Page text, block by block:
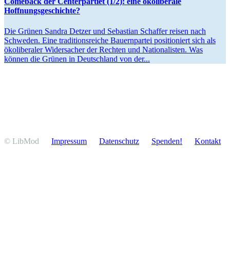
Hoffnungsgeschichte?
Die Grünen Sandra Detzer und Sebastian Schaffer reisen nach
Schweden. Eine tradi­ti­ons­reiche Bauern­partei positio­niert sich als
ökoli­be­raler Wider­sacher der Rechten und Natio­na­listen. Was
können die Grünen in Deutschland von der...
© LibMod Impressum Daten­schutz Spenden! Kontakt